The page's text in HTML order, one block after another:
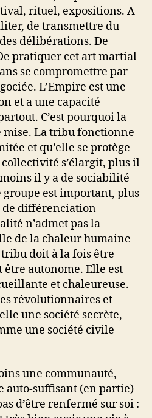
rituel, expositions. A
de transmettre du
délibérations. De
pratiquer cet art martial
se compromettre par
L’Empire est une
et a une capacité
C’est pourquoi la
mise. La tribu fonctionne
et qu’elle se protège
collectivité s’élargit, plus il
il y a de sociabilité
groupe est important, plus
de différenciation
n’admet pas la
de la chaleur humaine
doit à la fois être
être autonome. Elle est
et chaleureuse.
révolutionnaires et
une société secrète,
une société civile
une communauté,
auto-suffisant (en partie)
d’être renfermé sur soi :